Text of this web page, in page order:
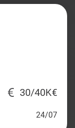
30/40K€
24/07